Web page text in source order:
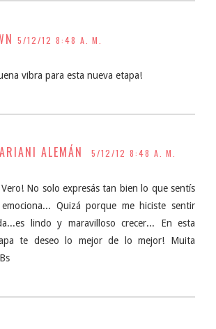
5/12/12 8:48 A. M.
vibra para esta nueva etapa!
ALEMÁN 5/12/12 8:48 A. M.
No solo expresás tan bien lo que sentís
Quizá porque me hiciste sentir
lindo y maravilloso crecer... En esta
te deseo lo mejor de lo mejor! Muita